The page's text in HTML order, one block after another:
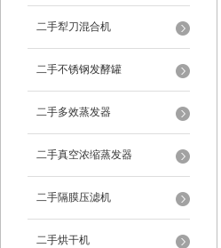
二手犁刀混合机
二手不锈钢发酵罐
二手多效蒸发器
二手真空浓缩蒸发器
二手隔膜压滤机
二手烘干机